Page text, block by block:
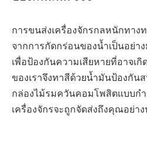
การขนส่งเครื่องจักรกลหนักทาง
จากการกัดกร่อนของน้ำเป็นอย่า
เพื่อป้องกันความเสียหายที่อาจเ
ของเราจึงทาสีด้วยน้ำมันป้องกัน
กล่องไม้รมควันคอมโพสิตแบบกำ
เครื่องจักรจะถูกจัดส่งถึงคุณอย่า